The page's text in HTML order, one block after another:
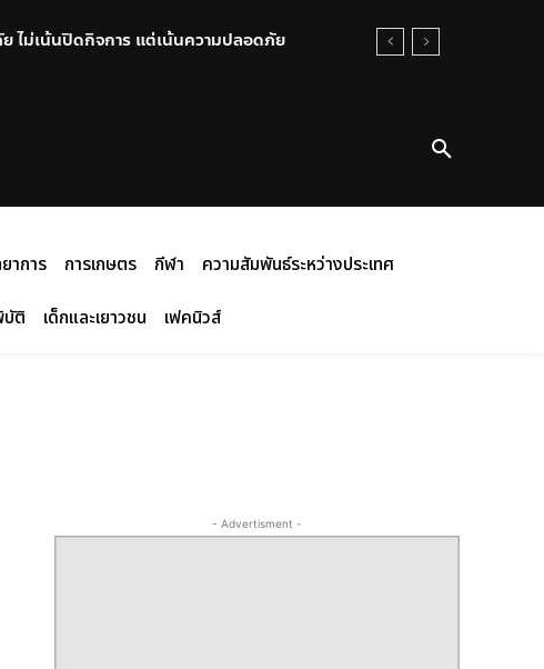
พื่อนบ้านสู่หุ้นส่วนยุทธศาสตร์ พร้อมส่ง
าการ การเกษตร กีฬา
ความสัมพันธ์ระหว่างประเทศ
ติ เด็กและเยาวชน เฟคนิวส์
- Advertisment -